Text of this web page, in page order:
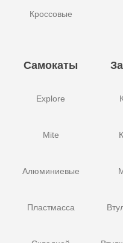
Кроссовые
Самокаты
Explore
Mite
Алюминиевые
Пластмасса